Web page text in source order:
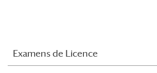
Examens de Licence